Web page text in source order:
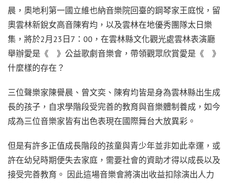
晨，奧地利第一國立維也納音樂院回臺的鋼琴家王庭悅，留
奧雲林新銳女高音陳宥均，以及雲林在地優秀團隊太日樂
集，將於2月23日7：00，在雲林縣文化觀光處雲林表演廳
舉辦愛是《 》公益歌劇音樂會，帶領觀眾欣賞愛是《 》
什麼樣的存在？
三位聲樂家陳譽晨、曾文奕、陳宥均皆是身為雲林縣出生成
長的孩子，自求學階段受完善的教育與音樂體制養成，如今
成為三位音樂家皆有出色表現在國際舞台大放異彩。
但是有許多正值成長階段的孩童與青少年並非如此幸運，或
許在幼兒時期便失去家庭，需要社會的資助才得以成長以及
接受完善教育。 因此這場音樂會將演出收益扣除演出人力